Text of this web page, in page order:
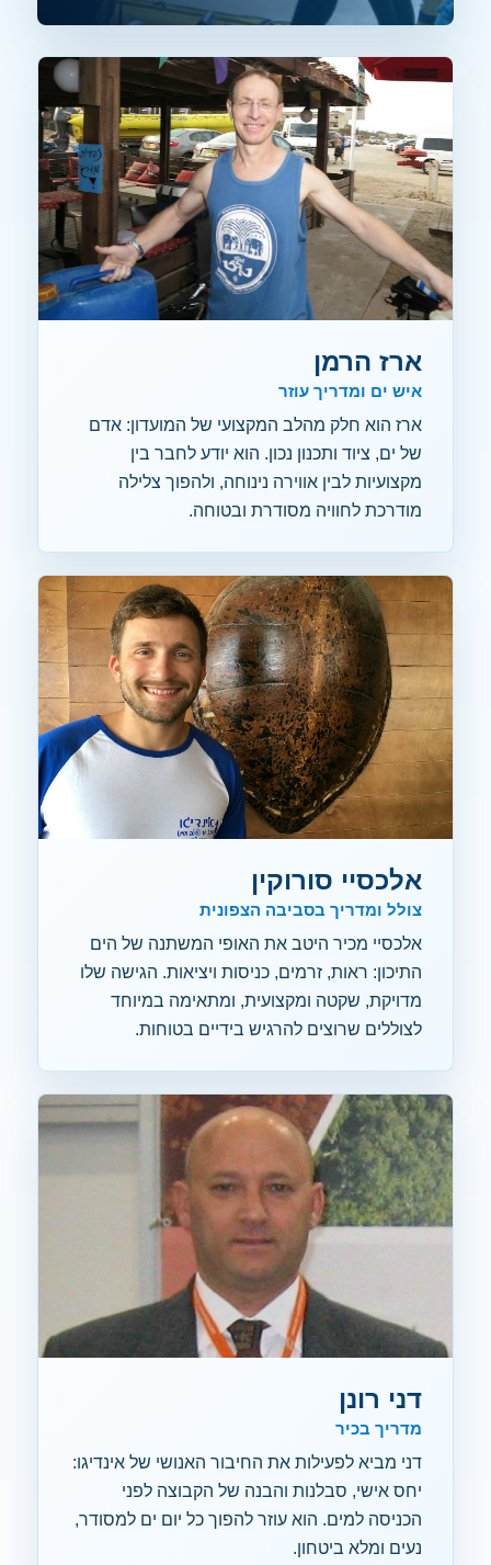
ארז הרמן
איש ים ומדריך עוזר
ארז הוא חלק מהלב המקצועי של המועדון: אדם
של ים, ציוד ותכנון נכון. הוא יודע לחבר בין
מקצועיות לבין אווירה נינוחה, ולהפוך צלילה
מודרכת לחוויה מסודרת ובטוחה.
אלכסיי סורוקין
צולל ומדריך בסביבה הצפונית
אלכסיי מכיר היטב את האופי המשתנה של הים
התיכון: ראות, זרמים, כניסות ויציאות. הגישה שלו
מדויקת, שקטה ומקצועית, ומתאימה במיוחד
לצוללים שרוצים להרגיש בידיים בטוחות.
דני רונן
מדריך בכיר
דני מביא לפעילות את החיבור האנושי של אינדיגו:
יחס אישי, סבלנות והבנה של הקבוצה לפני
הכניסה למים. הוא עוזר להפוך כל יום ים למסודר,
נעים ומלא ביטחון.